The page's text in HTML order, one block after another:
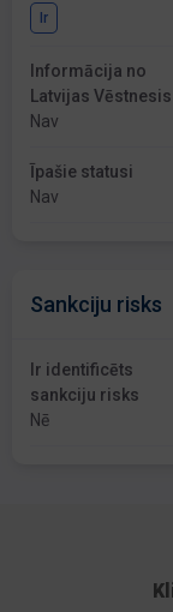
Ir
Informācija no
Latvijas Vēstnesis
Nav
Īpašie statusi
Nav
Sankciju risks
Ir identificēts
sankciju risks
Nē